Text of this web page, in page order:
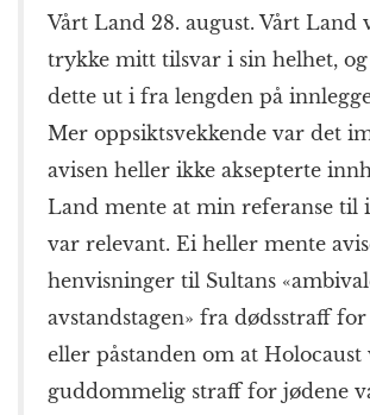
Vårt Land 28. august. Vårt Land
trykke mitt tilsvar i sin helhet,
dette ut i fra lengden på
Mer oppsiktsvekkende var det
avisen heller ikke aksepterte
Land mente at min referanse til
var relevant. Ei heller mente
henvisninger til Sultans
avstandstagen» fra dødsstraff
eller påstanden om at Holocaust
guddommelig straff for jødene